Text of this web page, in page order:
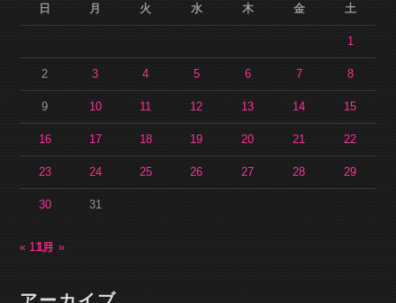
日
月 火 水 木 金 土
1
2 3 4 5 6 7 8
9 10 11 12 13 14 15
16 17 18 19 20 21 22
23 24 25 26 27 28 29
30 31
« 11月1月 »